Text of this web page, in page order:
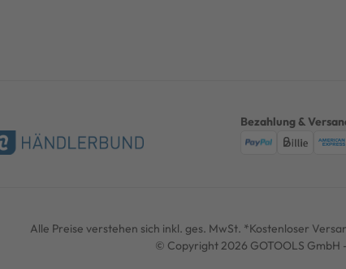
Bezahlung &
Alle Preise verstehen sich inkl. ges. MwSt. *Kostenloser
© Copyright 2026 GOTOOLS